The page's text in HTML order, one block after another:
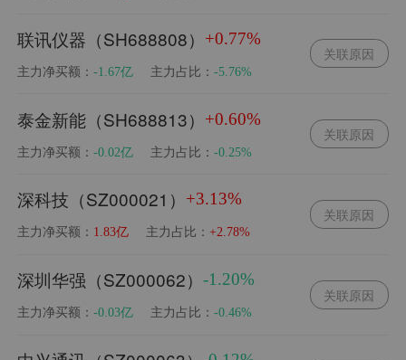
联讯仪器（SH688808） +0.77%
主力净买额：-1.67亿 主力占比：-5.76%
关联原因
泰金新能（SH688813） +0.60%
主力净买额：-0.02亿 主力占比：-0.25%
关联原因
深科技（SZ000021） +3.13%
主力净买额： 1.83亿 主力占比：+2.78%
关联原因
深圳华强（SZ000062）-1.20%
主力净买额：-0.03亿 主力占比：-0.46%
关联原因